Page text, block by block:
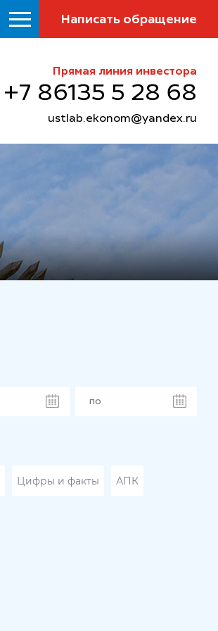
Написать обращение
Прямая линия инвестора
+7 86135 5 28 68
ustlab.ekonom@yandex.ru
Цифры и факты АПК